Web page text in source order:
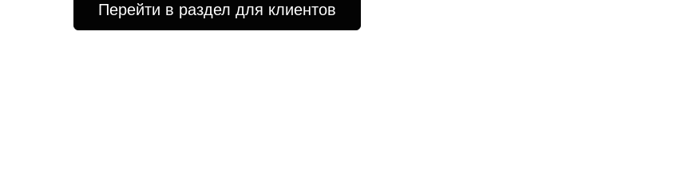
Перейти в раздел для клиентов